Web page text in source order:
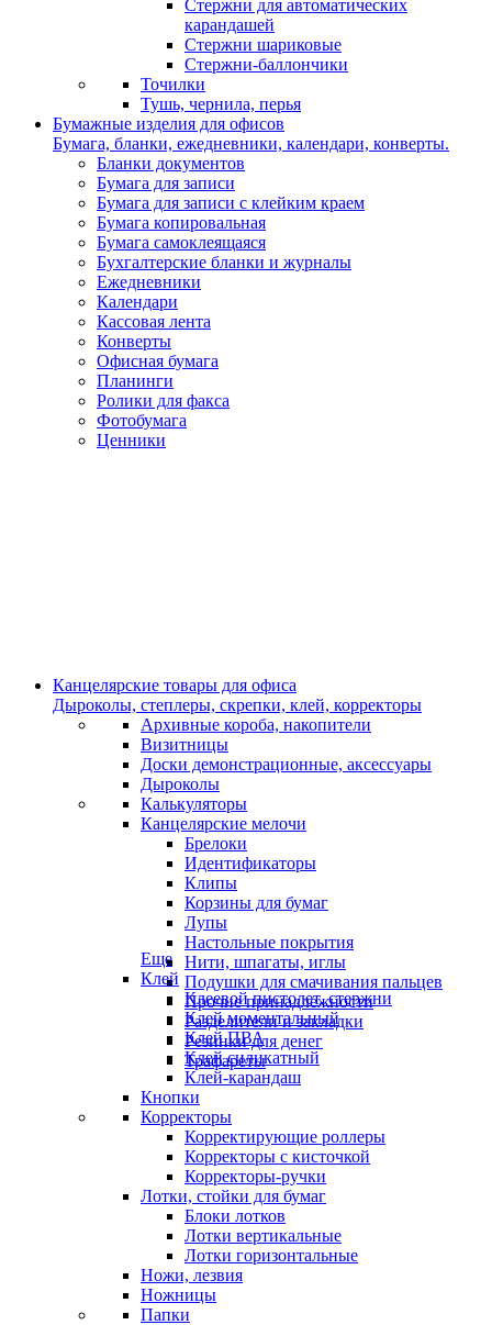
Стержни для автоматических
карандашей
Стержни шариковые
Стержни-баллончики
Точилки
Тушь, чернила, перья
Бумажные изделия для офисов
Бумага, бланки, ежедневники, календари, конверты.
Бланки документов
Бумага для записи
Бумага для записи с клейким краем
Бумага копировальная
Бумага самоклеящаяся
Бухгалтерские бланки и журналы
Ежедневники
Календари
Кассовая лента
Конверты
Офисная бумага
Планинги
Ролики для факса
Фотобумага
Ценники
Канцелярские товары для офиса
Дыроколы, степлеры, скрепки, клей, корректоры
Архивные короба, накопители
Визитницы
Доски демонстрационные, аксессуары
Дыроколы
Калькуляторы
Канцелярские мелочи
Брелоки
Идентификаторы
Клипы
Корзины для бумаг
Лупы
Настольные покрытия
Нити, шпагаты, иглы
Подушки для смачивания пальцев
Прочие принадлежности
Разделители и закладки
Резинки для денег
Трафареты
Еще
Клей
Клеевой пистолет, стержни
Клей моментальный
Клей ПВА
Клей силикатный
Клей-карандаш
Кнопки
Корректоры
Корректирующие роллеры
Корректоры с кисточкой
Корректоры-ручки
Лотки, стойки для бумаг
Блоки лотков
Лотки вертикальные
Лотки горизонтальные
Ножи, лезвия
Ножницы
Папки